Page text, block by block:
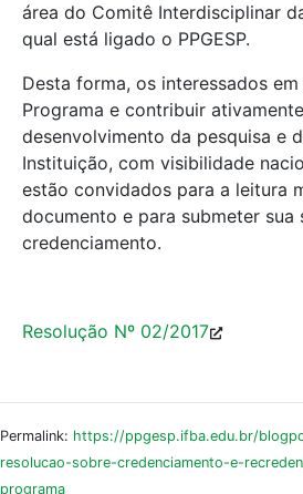
área do Comitê Interdisciplinar
qual está ligado o PPGESP.
Desta forma, os interessados
Programa e contribuir
desenvolvimento da pesquisa e
Instituição, com visibilidade
estão convidados para a leitura
documento e para submeter sua
credenciamento.
Resolução Nº 02/2017
Permalink: https://ppgesp.ifba.edu.br/
resolucao-sobre-credenciamento-e-
programa